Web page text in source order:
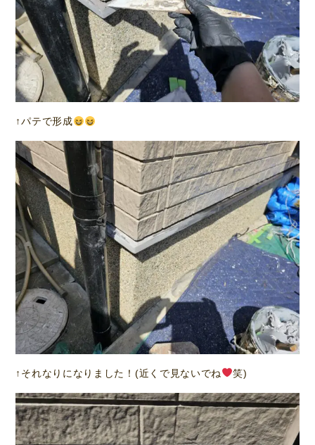
↑パテで形成
↑それなりになりました！(近くで見ないでね 笑)